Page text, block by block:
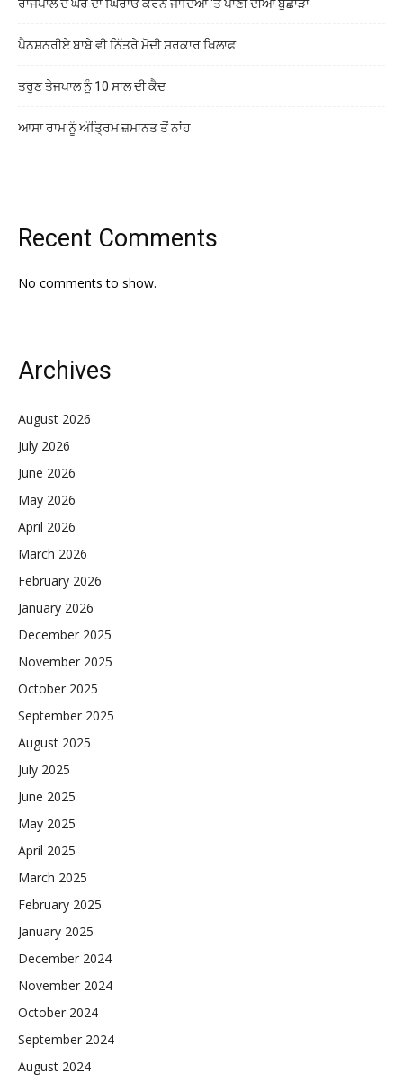
ਰਾਜਪਾਲ ਦੇ ਘਰ ਦਾ ਘਿਰਾਓ ਕਰਨ ਜਾਂਦਿਆਂ ‘ਤੇ ਪਾਣੀ ਦੀਆਂ ਬੁਛਾੜਾਂ
ਪੈਨਸ਼ਨਰੀਏ ਬਾਬੇ ਵੀ ਨਿੱਤਰੇ ਮੋਦੀ ਸਰਕਾਰ ਖਿਲਾਫ
ਤਰੁਣ ਤੇਜਪਾਲ ਨੂੰ 10 ਸਾਲ ਦੀ ਕੈਦ
ਆਸਾ ਰਾਮ ਨੂੰ ਅੰਤ੍ਰਿਮ ਜ਼ਮਾਨਤ ਤੋਂ ਨਾਂਹ
Recent Comments
No comments to show.
Archives
August 2026
July 2026
June 2026
May 2026
April 2026
March 2026
February 2026
January 2026
December 2025
November 2025
October 2025
September 2025
August 2025
July 2025
June 2025
May 2025
April 2025
March 2025
February 2025
January 2025
December 2024
November 2024
October 2024
September 2024
August 2024